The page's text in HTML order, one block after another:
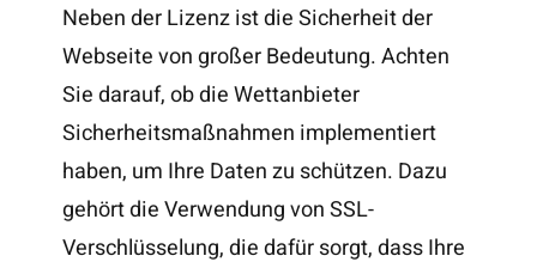
Neben der Lizenz ist die Sicherheit der
Webseite von großer Bedeutung. Achten
Sie darauf, ob die Wettanbieter
Sicherheitsmaßnahmen implementiert
haben, um Ihre Daten zu schützen. Dazu
gehört die Verwendung von SSL-
Verschlüsselung, die dafür sorgt, dass Ihre